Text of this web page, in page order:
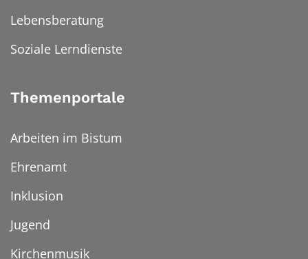
Lebensberatung
Soziale Lerndienste
Themenportale
Arbeiten im Bistum
Ehrenamt
Inklusion
Jugend
Kirchenmusik